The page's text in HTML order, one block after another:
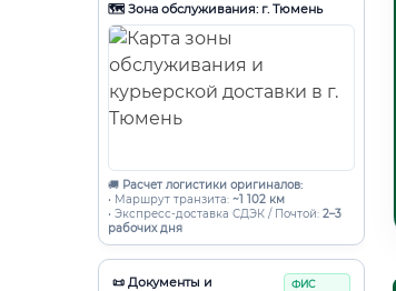
🗺️ Зона обслуживания: г. Тюмень
🚚 Расчет логистики оригиналов:
• Маршрут транзита: ~1 102 км
• Экспресс-доставка СДЭК / Почтой: 2–3
рабочих дня
📜 Документы и
ФИС